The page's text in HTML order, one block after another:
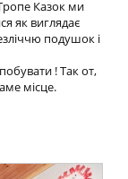
Казок ми
як виглядає
подушок і
! Так от,
місце.